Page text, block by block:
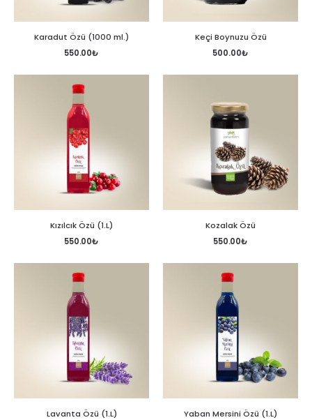
Karadut Özü (1000 ml.)
550.00₺
Keçi Boynuzu Özü
500.00₺
Kızılcık Özü (1.L)
550.00₺
Kozalak Özü
550.00₺
Lavanta Özü (1.L)
Yaban Mersini Özü (1.L)